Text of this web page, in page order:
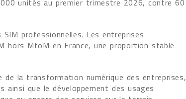
unités au premier trimestre 2026, contre 60
professionnelles. Les entreprises
hors MtoM en France, une proportion stable
de la transformation numérique des entreprises,
ainsi que le développement des usages